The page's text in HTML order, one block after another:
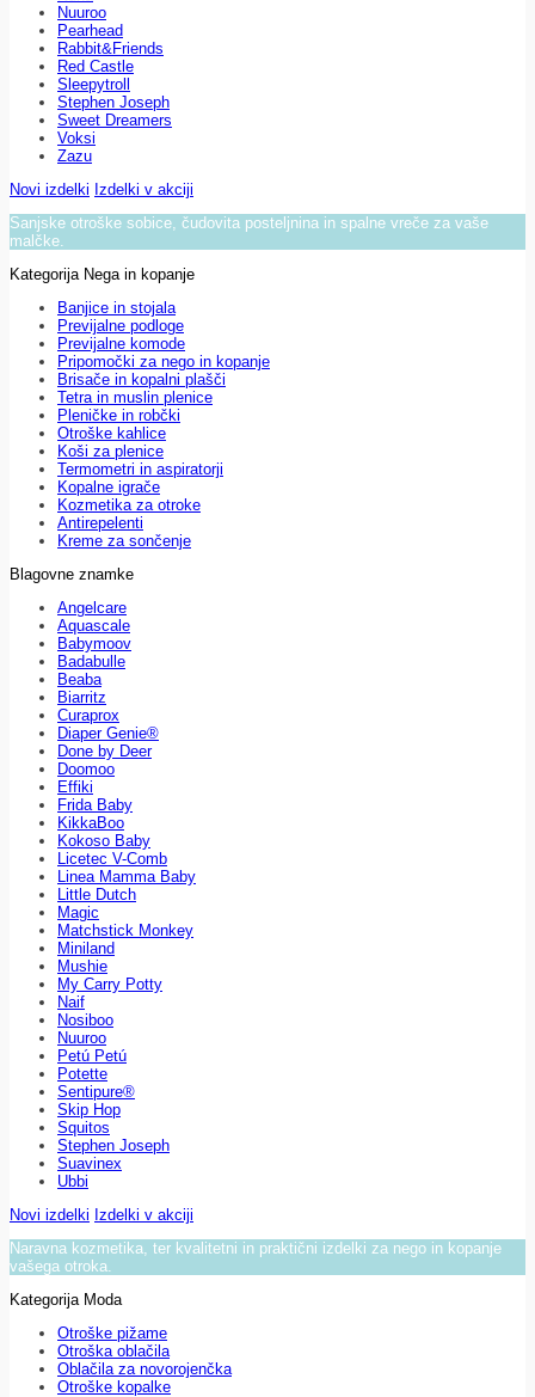
Nuuroo
Pearhead
Rabbit&Friends
Red Castle
Sleepytroll
Stephen Joseph
Sweet Dreamers
Voksi
Zazu
Novi izdelki Izdelki v akciji
Sanjske otroške sobice, čudovita posteljnina in spalne vreče za vaše
malčke.
Kategorija Nega in kopanje
Banjice in stojala
Previjalne podloge
Previjalne komode
Pripomočki za nego in kopanje
Brisače in kopalni plašči
Tetra in muslin plenice
Pleničke in robčki
Otroške kahlice
Koši za plenice
Termometri in aspiratorji
Kopalne igrače
Kozmetika za otroke
Antirepelenti
Kreme za sončenje
Blagovne znamke
Angelcare
Aquascale
Babymoov
Badabulle
Beaba
Biarritz
Curaprox
Diaper Genie®
Done by Deer
Doomoo
Effiki
Frida Baby
KikkaBoo
Kokoso Baby
Licetec V-Comb
Linea Mamma Baby
Little Dutch
Magic
Matchstick Monkey
Miniland
Mushie
My Carry Potty
Naif
Nosiboo
Nuuroo
Petú Petú
Potette
Sentipure®
Skip Hop
Squitos
Stephen Joseph
Suavinex
Ubbi
Novi izdelki Izdelki v akciji
Naravna kozmetika, ter kvalitetni in praktični izdelki za nego in kopanje
vašega otroka.
Kategorija Moda
Otroške pižame
Otroška oblačila
Oblačila za novorojenčka
Otroške kopalke